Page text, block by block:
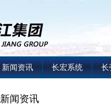
新闻资讯 长宏系统 长
新闻资讯